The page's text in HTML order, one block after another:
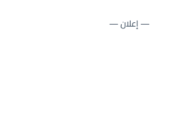
— إعلان —